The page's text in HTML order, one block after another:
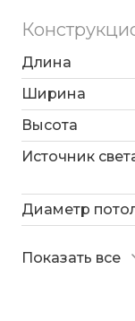
Длина
Ширина
Высота
Источник
Диаметр
Показать все